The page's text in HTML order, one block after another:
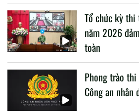
liên quan đến công tác giáo dục và
CAND.
Tổ chức kỳ thi
năm 2026
toàn
Phong trào
Công an nhân